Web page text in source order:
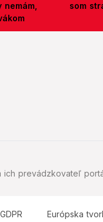
som
ich prevádzkovateľ
GDPR Európska